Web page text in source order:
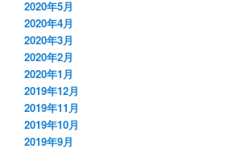
2020年5月
2020年4月
2020年3月
2020年2月
2020年1月
2019年12月
2019年11月
2019年10月
2019年9月